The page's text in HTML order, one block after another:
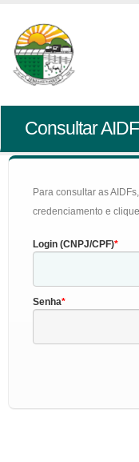
Consultar AIDF
Para consultar as
credenciamento e
Login (CNPJ/CPF)
Senha